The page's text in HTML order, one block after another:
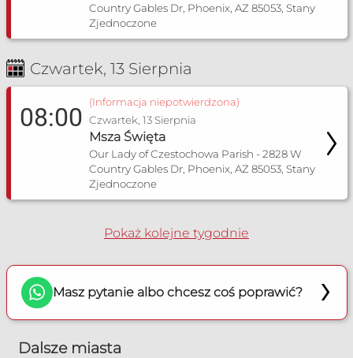
Country Gables Dr, Phoenix, AZ 85053, Stany
Zjednoczone
Czwartek, 13 Sierpnia
08:00
(Informacja niepotwierdzona)
Czwartek, 13 Sierpnia
Msza Święta
Our Lady of Czestochowa Parish - 2828 W
Country Gables Dr, Phoenix, AZ 85053, Stany
Zjednoczone
Pokaż kolejne tygodnie
Masz pytanie albo chcesz coś poprawić?
Dalsze miasta